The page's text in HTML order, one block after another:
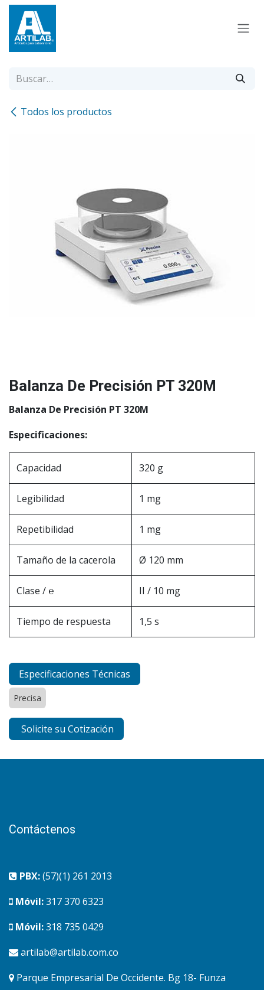
Ir al contenido
Todos los productos
Balanza De Precisión PT 320M
Balanza De Precisión PT 320M
Especificaciones:
Capacidad 320 g
Legibilidad 1 mg
Repetibilidad 1 mg
Tamaño de la cacerola Ø 120 mm
Clase / ℮ II / 10 mg
Tiempo de respuesta 1,5 s
Especificaciones Técnicas
Precisa
Solicite su Cotización
Contáctenos
PBX:(57)(1) 261 2013
Móvil:317 370 6323
Móvil:318 735 0429
artilab@artilab.com.co
Parque Empresarial De Occidente. Bg 18- Funza